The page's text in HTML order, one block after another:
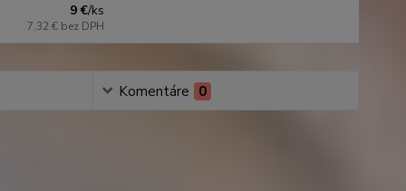
9 €/ks
7,32 € bez DPH
Komentáre 0